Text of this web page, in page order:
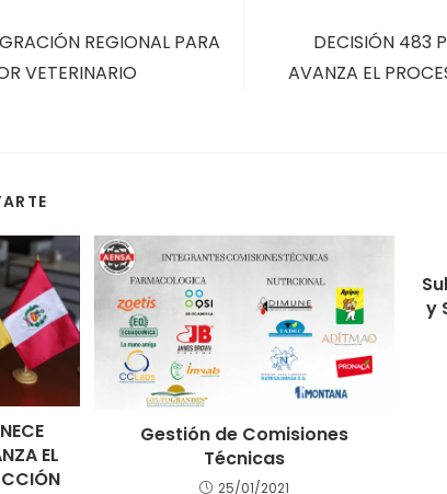
REGIONAL PARA
VETERINARIO
DECISIÓN 483
AVANZA EL
EL
Gestión de Comisiones
Técnicas
25/01/2021
y